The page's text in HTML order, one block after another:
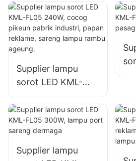
lampu tempat
parkir sareng
tempat
panyimpenan
Supplier lampu
sorot LED KML-
FL05 240W, cocog
pikeun pabrik
industri, papan
reklame, sareng
lampu rambu
Supplier lampu